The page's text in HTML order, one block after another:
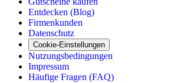
Entdecken (Blog)
Firmenkunden
Datenschutz
Cookie-Einstellungen
Nutzungsbedingungen
Impressum
Häufige Fragen (FAQ)